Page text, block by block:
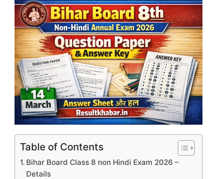
Table of Contents
Bihar Board Class 8 non Hindi Exam 2026 –
Details